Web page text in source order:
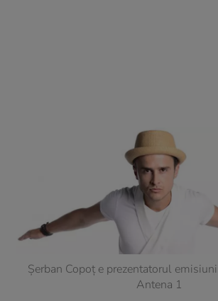
Șerban Copoț e prezentatorul
Antena 1